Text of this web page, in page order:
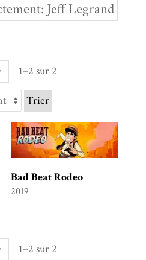
Jeff Legrand
1–2 sur 2
Trier
Bad Beat Rodeo
2019
1–2 sur 2